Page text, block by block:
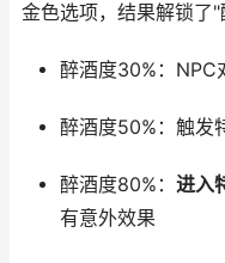
金色选项，结果解锁了"
醉酒度30%：NPC
醉酒度50%：触发
醉酒度80%： 进入
有意外效果